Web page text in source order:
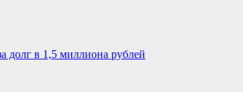
долг в 1,5 миллиона рублей